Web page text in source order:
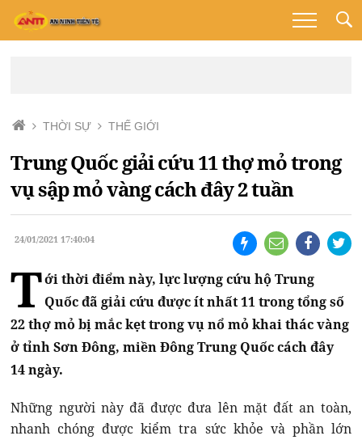
THỜI SỰ THẾ GIỚI
Trung Quốc giải cứu 11 thợ mỏ trong
vụ sập mỏ vàng cách đây 2 tuần
24/01/2021 17:40:04
Tới thời điểm này, lực lượng cứu hộ Trung
Quốc đã giải cứu được ít nhất 11 trong tổng số
22 thợ mỏ bị mắc kẹt trong vụ nổ mỏ khai thác vàng
ở tỉnh Sơn Đông, miền Đông Trung Quốc cách đây
14 ngày.
Những người này đã được đưa lên mặt đất an toàn,
nhanh chóng được kiểm tra sức khỏe và phần lớn